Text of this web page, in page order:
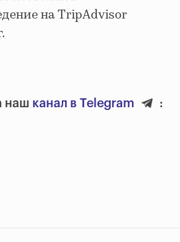
на TripAdvisor
наш канал в Telegram
: